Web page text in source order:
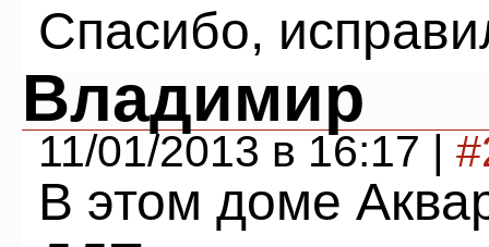
Спасибо,
Владимир
11/01/2013 в 16:17 |
В этом доме